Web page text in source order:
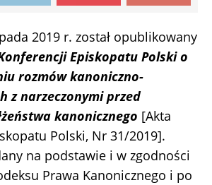
2019 r. został opublikowany
Episkopatu Polski o
rozmów kanoniczno-
z narzeczonymi przed
kanonicznego [Akta
Polski, Nr 31/2019].
na podstawie i w zgodności
Prawa Kanonicznego i po